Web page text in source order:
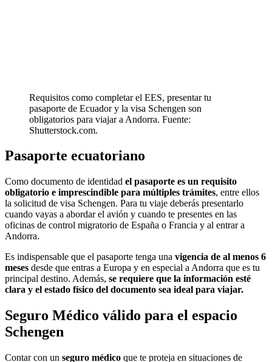
Requisitos como completar el EES, presentar tu
pasaporte de Ecuador y la visa Schengen son
obligatorios para viajar a Andorra. Fuente:
Shutterstock.com.
Pasaporte ecuatoriano
Como documento de identidad el pasaporte es un requisito
obligatorio e imprescindible para múltiples trámites, entre ellos
la solicitud de visa Schengen. Para tu viaje deberás presentarlo
cuando vayas a abordar el avión y cuando te presentes en las
oficinas de control migratorio de España o Francia y al entrar a
Andorra.
Es indispensable que el pasaporte tenga una vigencia de al menos 6
meses desde que entras a Europa y en especial a Andorra que es tu
principal destino. Además, se requiere que la información esté
clara y el estado físico del documento sea ideal para viajar.
Seguro Médico válido para el espacio
Schengen
Contar con un seguro médico que te proteja en situaciones de